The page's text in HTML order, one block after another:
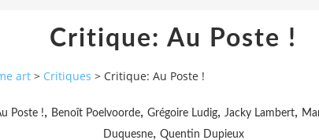
Critique: Au Poste !
art > Critiques > Critique: Au Poste !
Poste !, Benoît Poelvoorde, Grégoire Ludig, Jacky Lambert,
Duquesne, Quentin Dupieux